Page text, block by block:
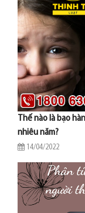
Thế nào là bạo
nhiêu năm?
14/04/2022